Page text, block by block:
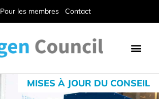
Pour les membres Contact
MISES À JOUR DU CONSEIL